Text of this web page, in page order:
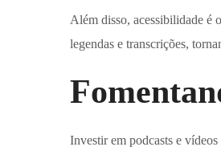
Além disso, acessibilidade é
legendas e transcrições,
Investir em podcasts e